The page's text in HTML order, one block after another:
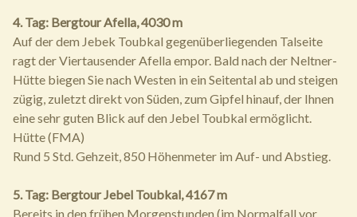
4. Tag: Bergtour Afella, 4030 m
Auf der dem Jebek Toubkal gegenüberliegenden Talseite
ragt der Viertausender Afella empor. Bald nach der Neltner-
Hütte biegen Sie nach Westen in ein Seitental ab und steigen
zügig, zuletzt direkt von Süden, zum Gipfel hinauf, der Ihnen
eine sehr guten Blick auf den Jebel Toubkal ermöglicht.
Hütte (FMA)
Rund 5 Std. Gehzeit, 850 Höhenmeter im Auf- und Abstieg.
5. Tag: Bergtour Jebel Toubkal, 4167 m
Bereits in den frühen Morgenstunden (im Normalfall vor